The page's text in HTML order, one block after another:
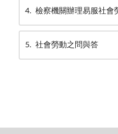
4 檢察機關辦理易服社會
5 社會勞動之問與答